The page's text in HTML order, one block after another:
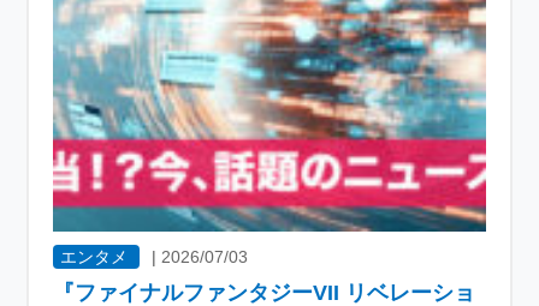
エンタメ | 2026/07/03
『ファイナルファンタジーVII リベレーショ